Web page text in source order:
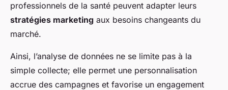
professionnels de la santé peuvent adapter leurs
stratégies marketing aux besoins changeants du
marché.
Ainsi, l’analyse de données ne se limite pas à la
simple collecte; elle permet une personnalisation
accrue des campagnes et favorise un engagement